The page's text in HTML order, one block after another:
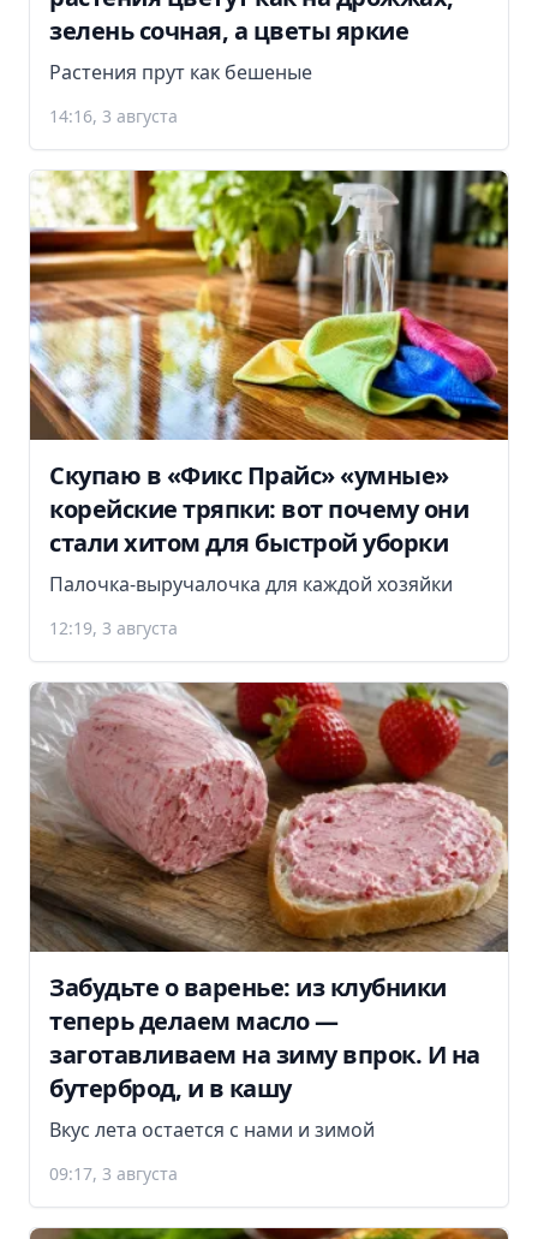
зелень сочная, а цветы яркие
Растения прут как бешеные
14:16, 3 августа
Скупаю в «Фикс Прайс» «умные»
корейские тряпки: вот почему они
стали хитом для быстрой уборки
Палочка-выручалочка для каждой хозяйки
12:19, 3 августа
Забудьте о варенье: из клубники
теперь делаем масло —
заготавливаем на зиму впрок. И на
бутерброд, и в кашу
Вкус лета остается с нами и зимой
09:17, 3 августа